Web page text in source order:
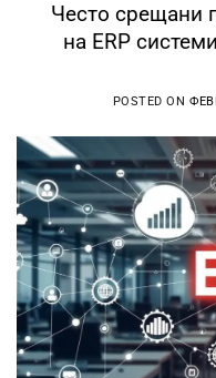
Често срещани
на ERP
POSTED ON